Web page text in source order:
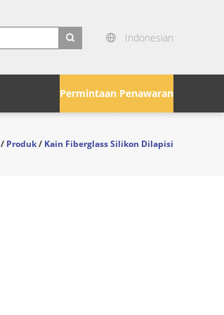
Indonesian
Permintaan Penawaran
/Produk/Kain Fiberglass Silikon Dilapisi